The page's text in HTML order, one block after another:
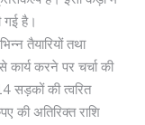
है।
तैयारियों तथा
करने पर चर्चा की
सड़कों की त्वरित
की अतिरिक्त राशि